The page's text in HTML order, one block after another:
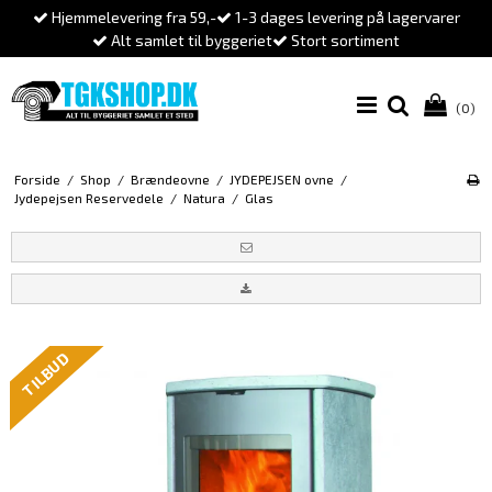
Hjemmelevering fra 59,-
1-3 dages levering på lagervarer
Alt samlet til byggeriet
Stort sortiment
(0)
Forside / Shop / Brændeovne / JYDEPEJSEN ovne /
Jydepejsen Reservedele / Natura / Glas
TILBUD